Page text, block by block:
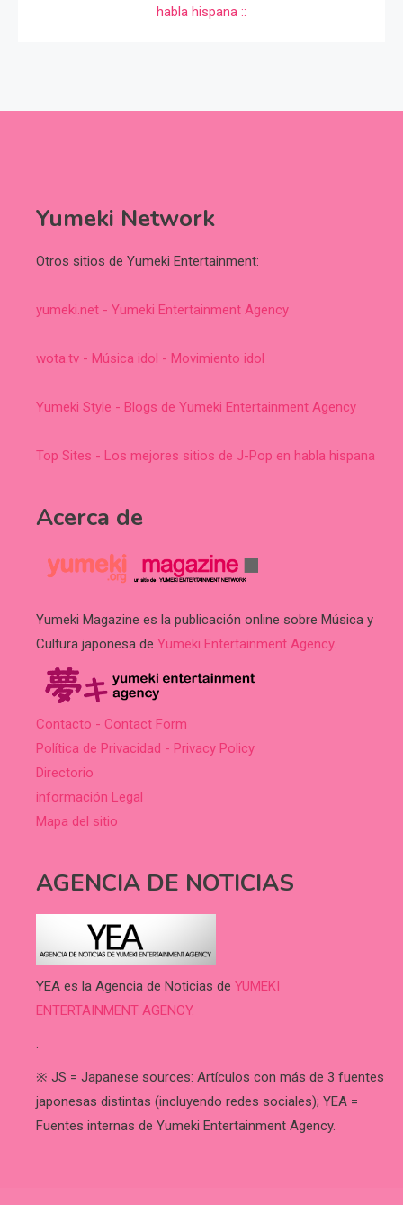
Yumeki Network
Otros sitios de Yumeki Entertainment:
yumeki.net - Yumeki Entertainment Agency
wota.tv - Música idol - Movimiento idol
Yumeki Style - Blogs de Yumeki Entertainment Agency
Top Sites - Los mejores sitios de J-Pop en habla hispana
Acerca de
Yumeki Magazine es la publicación online sobre Música y
Cultura japonesa de Yumeki Entertainment Agency.
Contacto - Contact Form
Política de Privacidad - Privacy Policy
Directorio
información Legal
Mapa del sitio
AGENCIA DE NOTICIAS
YEA es la Agencia de Noticias de YUMEKI
ENTERTAINMENT AGENCY.
.
※ JS = Japanese sources: Artículos con más de 3 fuentes
japonesas distintas (incluyendo redes sociales); YEA =
Fuentes internas de Yumeki Entertainment Agency.